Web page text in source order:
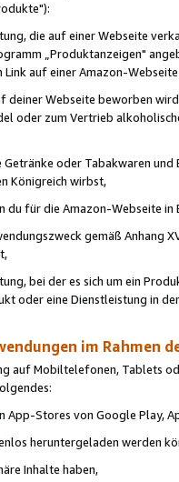
die auf einer Webseite
„Produktanzeigen"
Link auf einer Amazon-
deiner Webseite beworben
oder zum Vertrieb
Getränke oder Tabakwaren
Königreich wirbst,
du für die Amazon-Webseite in
gemäß Anhang
bei der es sich um ein
oder eine Dienstleistung in
im Rahmen
auf Mobiltelefonen, Tablets
App-Stores von Google Play,
heruntergeladen werden
Inhalte haben,